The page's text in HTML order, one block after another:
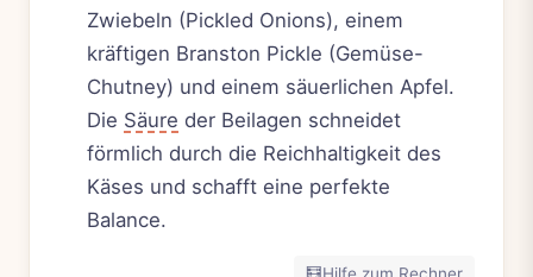
Zwiebeln (Pickled Onions), einem
kräftigen Branston Pickle (Gemüse-
Chutney) und einem säuerlichen Apfel.
Die Säure der Beilagen schneidet
förmlich durch die Reichhaltigkeit des
Käses und schafft eine perfekte
Balance.
🧮Hilfe zum Rechner